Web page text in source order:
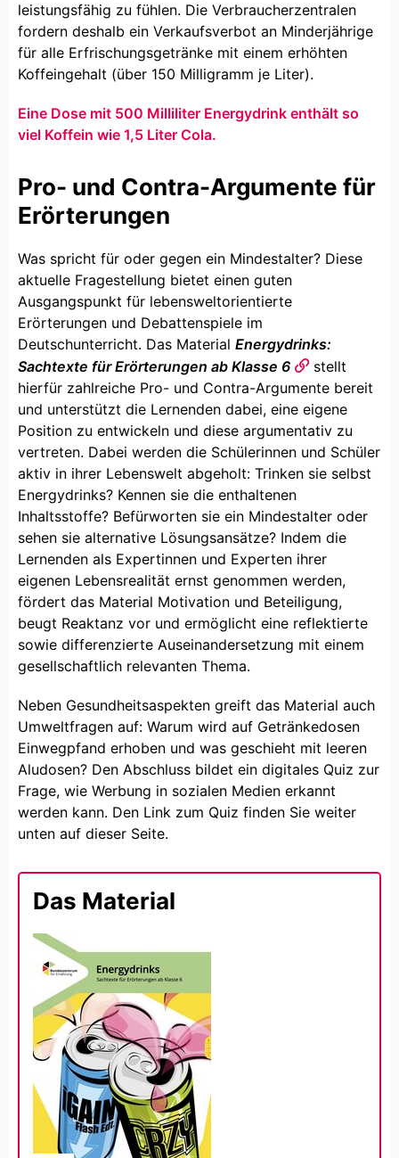
leistungsfähig zu fühlen. Die Verbraucherzentralen
fordern deshalb ein Verkaufsverbot an Minderjährige
für alle Erfrischungsgetränke mit einem erhöhten
Koffeingehalt (über 150 Milligramm je Liter).
Eine Dose mit 500 Milliliter Energydrink enthält so
viel Koffein wie 1,5 Liter Cola.
Pro- und Contra-Argumente für
Erörterungen
Was spricht für oder gegen ein Mindestalter? Diese
aktuelle Fragestellung bietet einen guten
Ausgangspunkt für lebensweltorientierte
Erörterungen und Debattenspiele im
Deutschunterricht. Das Material Energydrinks:
Sachtexte für Erörterungen ab Klasse 6
stellt
hierfür zahlreiche Pro- und Contra-Argumente bereit
und unterstützt die Lernenden dabei, eine eigene
Position zu entwickeln und diese argumentativ zu
vertreten. Dabei werden die Schülerinnen und Schüler
aktiv in ihrer Lebenswelt abgeholt: Trinken sie selbst
Energydrinks? Kennen sie die enthaltenen
Inhaltsstoffe? Befürworten sie ein Mindestalter oder
sehen sie alternative Lösungsansätze? Indem die
Lernenden als Expertinnen und Experten ihrer
eigenen Lebensrealität ernst genommen werden,
fördert das Material Motivation und Beteiligung,
beugt Reaktanz vor und ermöglicht eine reflektierte
sowie differenzierte Auseinandersetzung mit einem
gesellschaftlich relevanten Thema.
Neben Gesundheitsaspekten greift das Material auch
Umweltfragen auf: Warum wird auf Getränkedosen
Einwegpfand erhoben und was geschieht mit leeren
Aludosen? Den Abschluss bildet ein digitales Quiz zur
Frage, wie Werbung in sozialen Medien erkannt
werden kann. Den Link zum Quiz finden Sie weiter
unten auf dieser Seite.
Das Material